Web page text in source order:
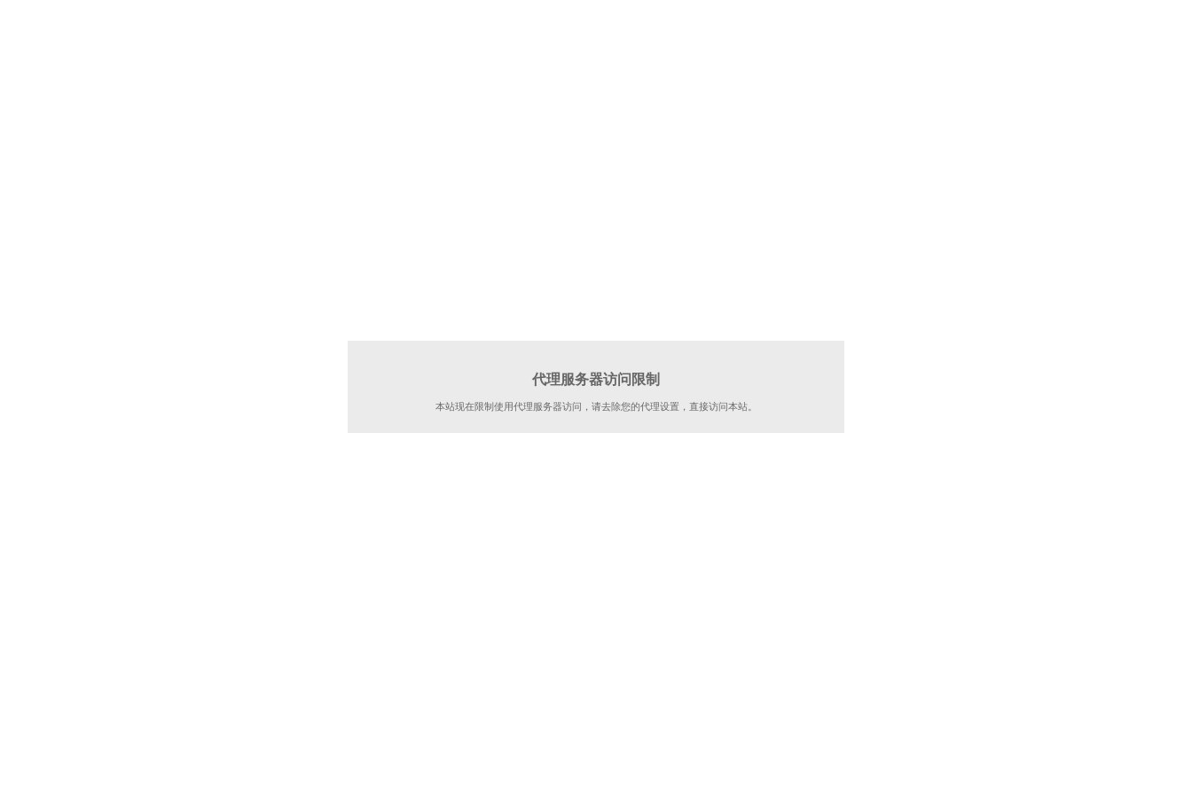
代理服务器访问限制
本站现在限制使用代理服务器访问，请去除您的代理设置，直接访问本站。